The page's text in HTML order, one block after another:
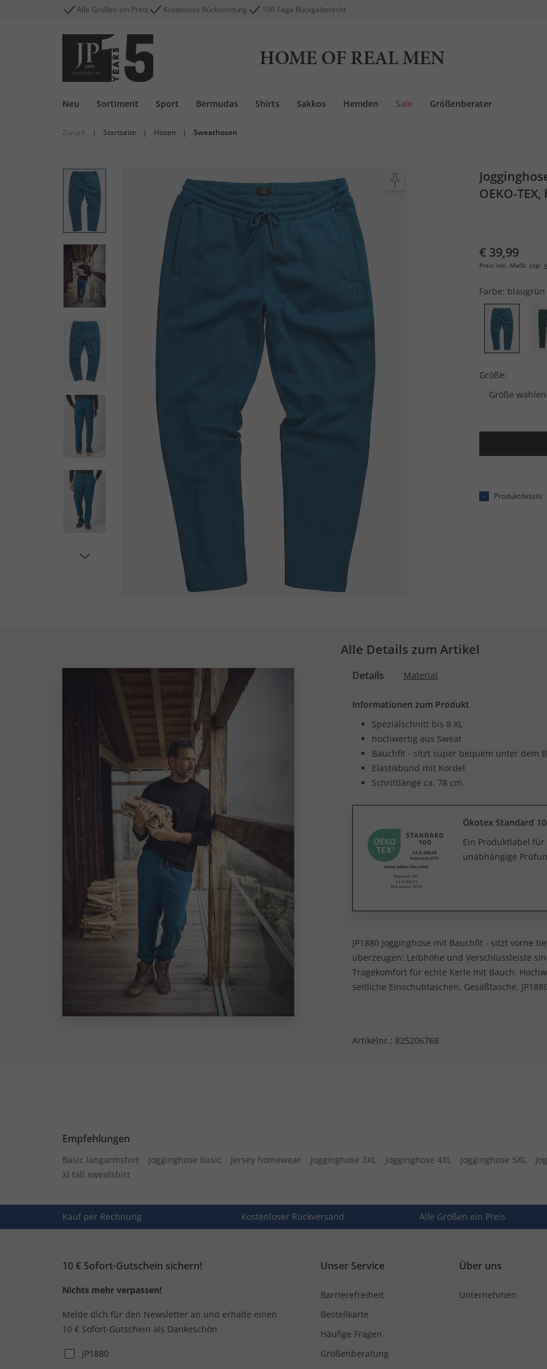
Alle Größen ein Preis Kostenlose Rücksendung 100 Tage Rückgaberecht
HOME OF REAL MEN
Neu Sortiment Sport Bermudas Shirts Sakkos Hemden Sale Größenberater
Zurück | Startseite | Hosen | Sweathosen
OEKO-TEX,
€ 39,99
Preis inkl. MwSt. zzgl.
Farbe: blaugrün
Größe:
Größe wählen
Produktdetails
Alle Details zum Artikel
Details Material
Informationen zum Produkt
Spezialschnitt bis 8 XL
hochwertig aus Sweat
Bauchfit - sitzt super bequem unter dem
Elastikbund mit Kordel
Schrittlänge ca. 78 cm.
Ökotex Standard
Ein Produktlabel
unabhängige
JP1880 Jogginghose mit Bauchfit - sitzt vorne
überzeugen: Leibhöhe und Verschlussleiste
Tragekomfort für echte Kerle mit Bauch.
seitliche Einschubtaschen, Gesäßtasche.
Artikelnr.: 825206768
Empfehlungen
Basic langarmshirt Jogginghose basic Jersey homewear Jogginghose 3XL Jogginghose 4XL Jogginghose 5XL
Xl tall sweatshirt
Kauf per Rechnung Kostenloser Rückversand Alle Größen ein Preis
10 € Sofort-Gutschein sichern!
Nichts mehr verpassen!
Melde dich für den Newsletter an und erhalte einen
10 € Sofort-Gutschein als Dankeschön
JP1880
Unser Service
Barrierefreiheit
Bestellkarte
Häufige Fragen
Größenberatung
Über uns
Unternehmen